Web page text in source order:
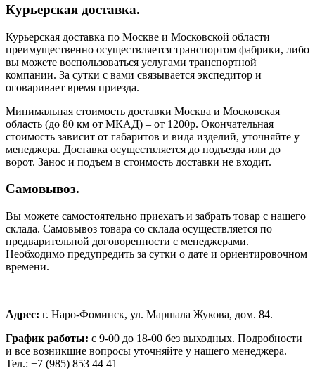
Курьерская доставка.
Курьерская доставка по Москве и Московской области
преимущественно осуществляется транспортом фабрики, либо
вы можете воспользоваться услугами транспортной
компании. За сутки с вами связывается экспедитор и
оговаривает время приезда.
Минимальная стоимость доставки Москва и Московская
область (до 80 км от МКАД) – от 1200р. Окончательная
стоимость зависит от габаритов и вида изделий, уточняйте у
менеджера. Доставка осуществляется до подъезда или до
ворот. Занос и подъем в стоимость доставки не входит.
Самовывоз.
Вы можете самостоятельно приехать и забрать товар с нашего
склада. Самовывоз товара со склада осуществляется по
предварительной договоренности с менеджерами.
Необходимо предупредить за сутки о дате и ориентировочном
времени.
Адрес: г. Наро-Фоминск, ул. Маршала Жукова, дом. 84.
График работы: с 9-00 до 18-00 без выходных. Подробности
и все возникшие вопросы уточняйте у нашего менеджера.
Тел.: +7 (985) 853 44 41